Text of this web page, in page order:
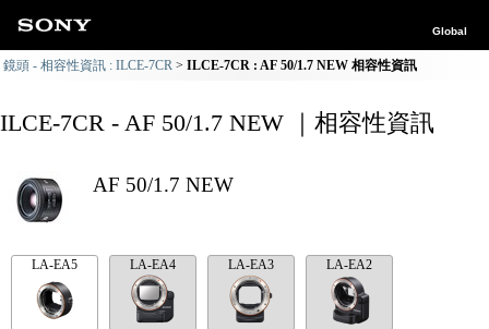
Global
鏡頭 - 相容性資訊 : ILCE-7CR ILCE-7CR : AF 50/1.7 NEW 相容性資訊
ILCE-7CR - AF 50/1.7 NEW ｜相容性資訊
AF 50/1.7 NEW
LA-EA5 LA-EA4 LA-EA3 LA-EA2